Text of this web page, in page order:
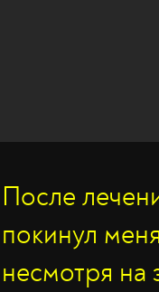
После
покинул
несмотря на